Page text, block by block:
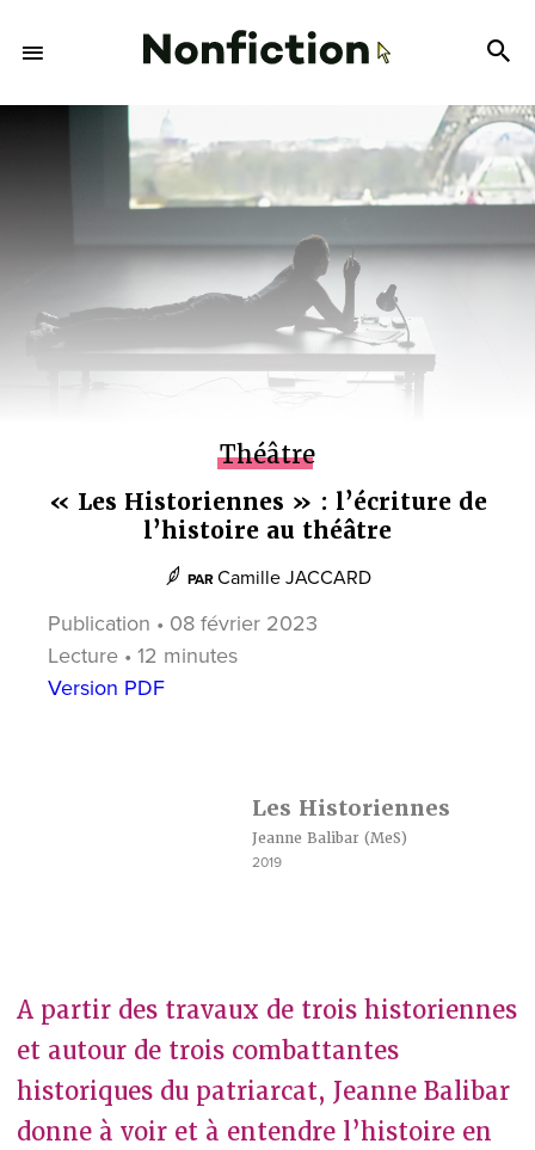
Théâtre
« Les Historiennes » : l’écriture de
l’histoire au théâtre
PAR Camille JACCARD
Publication • 08 février 2023
Lecture • 12 minutes
Version PDF
Les Historiennes
Jeanne Balibar(MeS)
2019
A partir des travaux de trois historiennes
et autour de trois combattantes
historiques du patriarcat, Jeanne Balibar
donne à voir et à entendre l’histoire en